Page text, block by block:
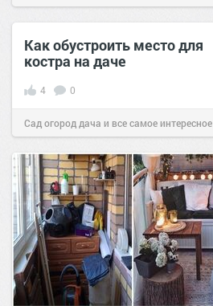
Как обустроить место для
костра на даче
4 0
Сад огород дача и все самое интересное
27 апр 2016